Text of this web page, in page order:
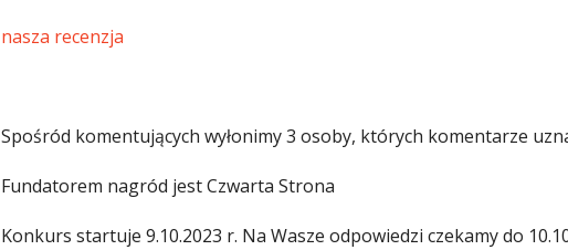
nasza recenzja
Spośród komentujących wyłonimy 3 osoby, których komentarze
Fundatorem nagród jest Czwarta Strona
Konkurs startuje 9.10.2023 r. Na Wasze odpowiedzi czekamy do